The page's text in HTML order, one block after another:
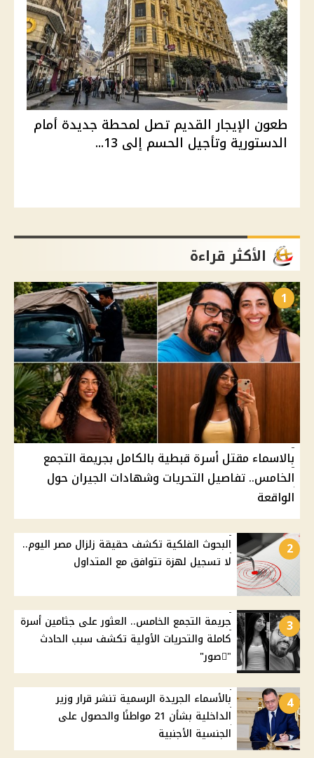
طعون الإيجار القديم تصل لمحطة جديدة أمام
الدستورية وتأجيل الحسم إلى 13...
الأكثر قراءة
1
بالاسماء مقتل أسرة قبطية بالكامل بجريمة التجمع
الخامس.. تفاصيل التحريات وشهادات الجيران حول
الواقعة
2
البحوث الفلكية تكشف حقيقة زلزال مصر اليوم..
لا تسجيل لهزة تتوافق مع المتداول
3
جريمة التجمع الخامس.. العثور على جثامين أسرة
كاملة والتحريات الأولية تكشف سبب الحادث
"ًصور"
4
بالأسماء الجريدة الرسمية تنشر قرار وزير
الداخلية بشأن 21 مواطنًا والحصول على
الجنسية الأجنبية